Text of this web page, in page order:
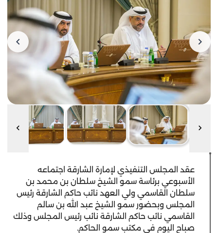
عقد المجلس التنفيذي لإمارة الشارقة اجتماعه
الأسبوعي برئاسة سمو الشيخ سلطان بن محمد بن
سلطان القاسمي ولي العهد نائب حاكم الشارقة رئيس
المجلس وبحضور سمو الشيخ عبد الله بن سالم
القاسمي نائب حاكم الشارقة نائب رئيس المجلس وذلك
صباح اليوم في مكتب سمو الحاكم.